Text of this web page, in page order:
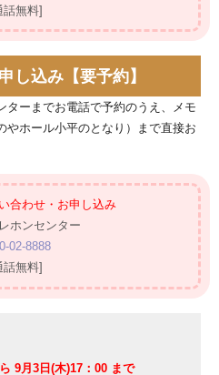
話無料]
し込み【要予約】
ーまでお電話で予約のうえ、
メモ
やホール小平のとなり）
まで直接お
合わせ・お申し込み
ホンセンター
02-8888
話無料]
9月3日(木)17：00 まで